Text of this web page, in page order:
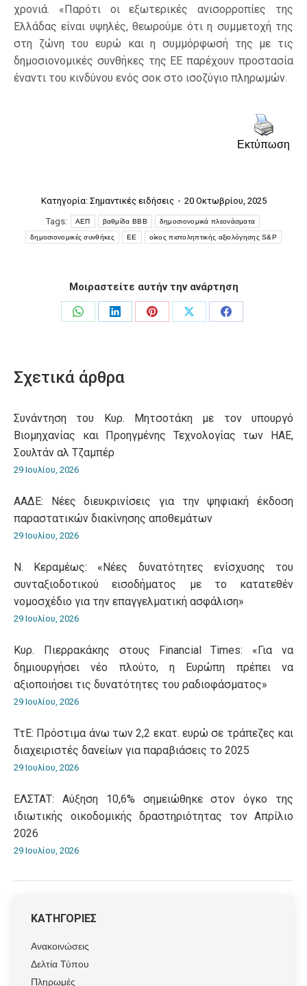
χρονιά. «Παρότι οι εξωτερικές ανισορροπίες της
Ελλάδας είναι υψηλές, θεωρούμε ότι η συμμετοχή της
στη ζώνη του ευρώ και η συμμόρφωσή της με τις
δημοσιονομικές συνθήκες της ΕΕ παρέχουν προστασία
έναντι του κινδύνου ενός σοκ στο ισοζύγιο πληρωμών.
Εκτύπωση
Κατηγορία: Σημαντικές ειδήσεις
20 Οκτωβρίου, 2025
Tags:
ΑΕΠ βαθμίδα ΒΒΒ δημοσιονομικά πλεονάσματα
δημοσιονομικές συνθήκες ΕΕ οίκος πιστοληπτικής αξιολόγησης S&P
Μοιραστείτε αυτήν την ανάρτηση
Share
Share
Share
Share
Share
Σχετικά άρθρα
Συνάντηση του Κυρ. Μητσοτάκη με τον υπουργό
Βιομηχανίας και Προηγμένης Τεχνολογίας των ΗΑΕ,
Σουλτάν αλ Τζαμπέρ
29 Ιουλίου, 2026
ΑΑΔΕ: Νέες διευκρινίσεις για την ψηφιακή έκδοση
παραστατικών διακίνησης αποθεμάτων
29 Ιουλίου, 2026
Ν. Κεραμέως: «Νέες δυνατότητες ενίσχυσης του
συνταξιοδοτικού εισοδήματος με το κατατεθέν
νομοσχέδιο για την επαγγελματική ασφάλιση»
29 Ιουλίου, 2026
Κυρ. Πιερρακάκης στους Financial Times: «Για να
δημιουργήσει νέο πλούτο, η Ευρώπη πρέπει να
αξιοποιήσει τις δυνατότητες του ραδιοφάσματος»
29 Ιουλίου, 2026
ΤτΕ: Πρόστιμα άνω των 2,2 εκατ. ευρώ σε τράπεζες και
διαχειριστές δανείων για παραβιάσεις το 2025
29 Ιουλίου, 2026
ΕΛΣΤΑΤ: Αύξηση 10,6% σημειώθηκε στον όγκο της
ιδιωτικής οικοδομικής δραστηριότητας τον Απρίλιο
2026
29 Ιουλίου, 2026
ΚΑΤΗΓΟΡΙΕΣ
Ανακοινώσεις
Δελτία Τύπου
Πληρωμές